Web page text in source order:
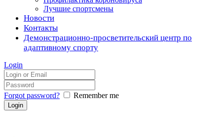
Лучшие спортсмены
Новости
Контакты
Демонстрационно-просветительский центр по
адаптивному спорту
Login
Forgot password? Remember me